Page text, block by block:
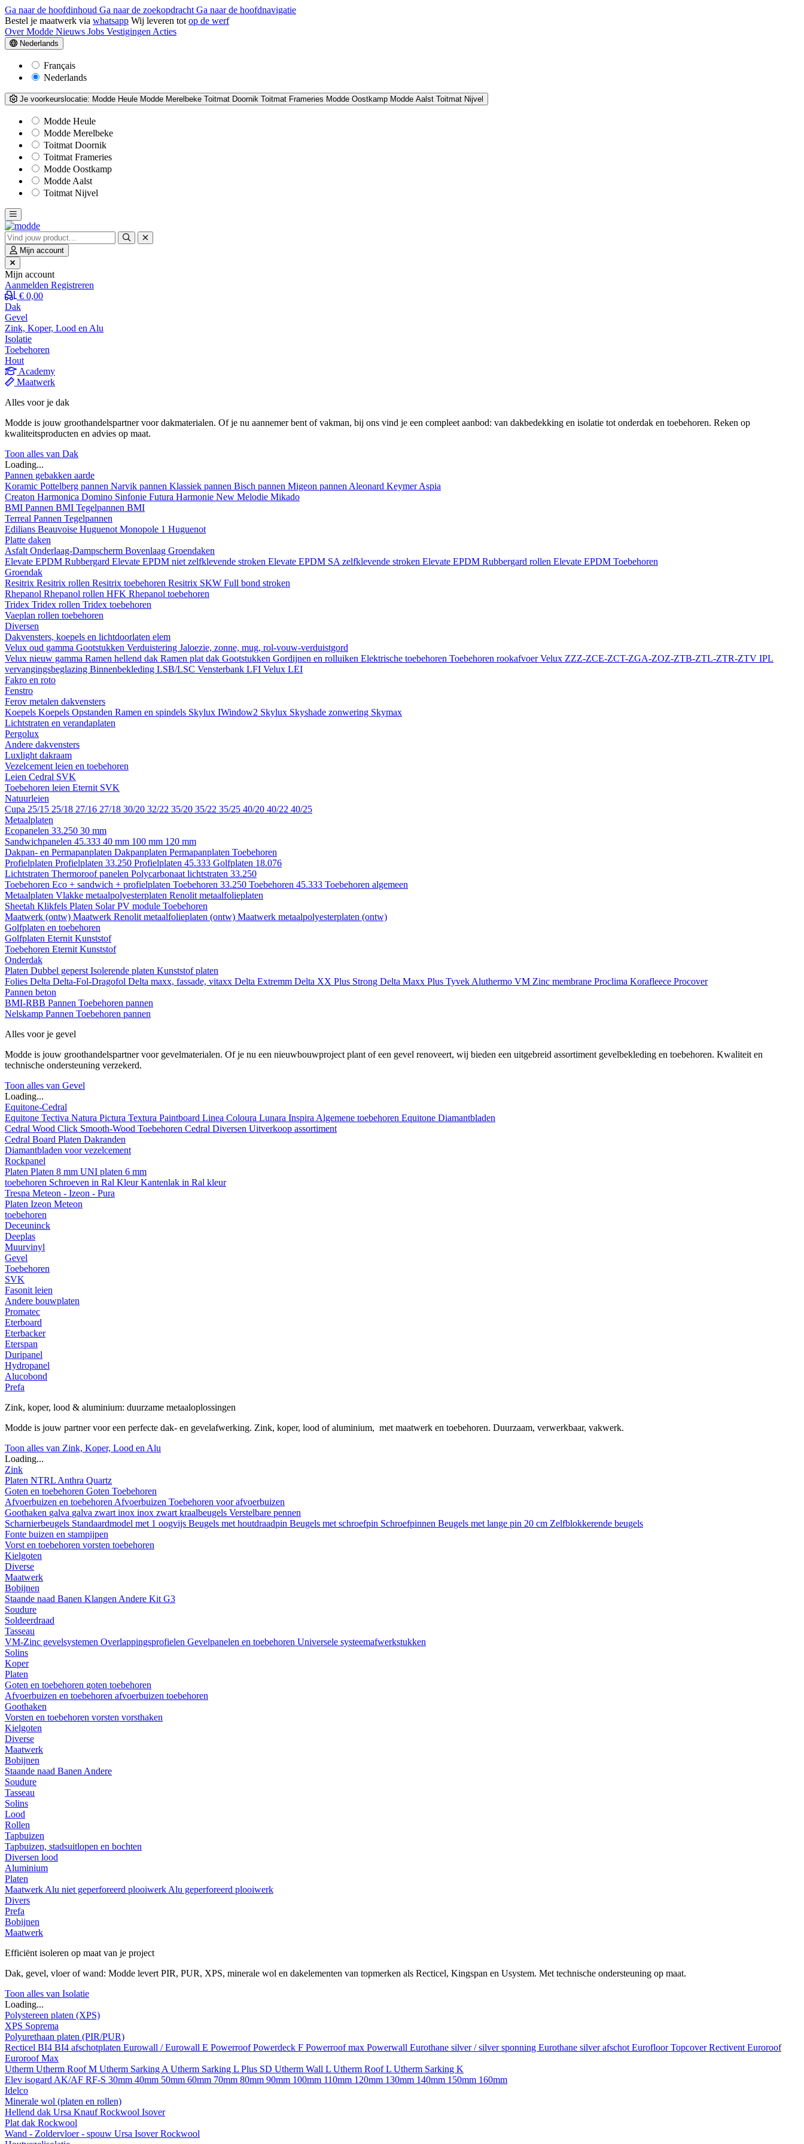
Ga naar de hoofdinhoud Ga naar de zoekopdracht Ga naar de hoofdnavigatie
Bestel je maatwerk via whatsapp Wij leveren tot op de werf
Over Modde Nieuws Jobs Vestigingen Acties
Nederlands
Français
Nederlands
Je voorkeurslocatie: Modde Heule Modde Merelbeke Toitmat Doornik Toitmat Frameries Modde Oostkamp Modde Aalst Toitmat Nijvel
Modde Heule
Modde Merelbeke
Toitmat Doornik
Toitmat Frameries
Modde Oostkamp
Modde Aalst
Toitmat Nijvel
Mijn account
Mijn account
Aanmelden Registreren
€ 0,00
Dak
Gevel
Zink, Koper, Lood en Alu
Isolatie
Toebehoren
Hout
Academy
Maatwerk
Alles voor je dak
Modde is jouw groothandelspartner voor dakmaterialen. Of je nu aannemer bent of vakman, bij ons vind je een compleet aanbod: van dakbedekking en isolatie tot onderdak en toebehoren. Reken op
kwaliteitsproducten en advies op maat.
Toon alles van Dak
Loading...
Pannen gebakken aarde
Koramic Pottelberg pannen Narvik pannen Klassiek pannen Bisch pannen Migeon pannen Aleonard KeymerAspia
Creaton Harmonica Domino Sinfonie Futura Harmonie New Melodie Mikado
BMI Pannen BMI Tegelpannen BMI
Terreal Pannen Tegelpannen
Edilians Beauvoise Huguenot Monopole 1 Huguenot
Platte daken
Asfalt Onderlaag-Dampscherm Bovenlaag Groendaken
Elevate EPDM Rubbergard Elevate EPDM niet zelfklevende stroken Elevate EPDM SA zelfklevende stroken Elevate EPDM Rubbergard rollen Elevate EPDM Toebehoren
Groendak
Resitrix Resitrix rollen Resitrix toebehoren Resitrix SKW Full bond stroken
Rhepanol Rhepanol rollen HFK Rhepanol toebehoren
Tridex Tridex rollen Tridex toebehoren
Vaeplan rollen toebehoren
Diversen
Dakvensters, koepels en lichtdoorlaten elem
Velux oud gamma Gootstukken Verduistering Jaloezie, zonne, mug, rol-vouw-verduistgord
Velux nieuw gamma Ramen hellend dak Ramen plat dak Gootstukken Gordijnen en rolluiken Elektrische toebehoren Toebehoren rookafvoerVelux ZZZ-ZCE-ZCT-ZGA-ZOZ-ZTB-ZTL-ZTR-ZTV IPL
vervangingsbeglazing Binnenbekleding LSB/LSC Vensterbank LFI Velux LEI
Fakro en roto
Fenstro
Ferov metalen dakvensters
Koepels Koepels Opstanden Ramen en spindels Skylux IWindow2 Skylux Skyshade zonwering Skymax
Lichtstraten en verandaplaten
Pergolux
Andere dakvensters
Luxlight dakraam
Vezelcement leien en toebehoren
Leien Cedral SVK
Toebehoren leien Eternit SVK
Natuurleien
Cupa 25/15 25/18 27/16 27/18 30/20 32/22 35/20 35/22 35/25 40/20 40/22 40/25
Metaalplaten
Ecopanelen 33.250 30 mm
Sandwichpanelen 45.333 40 mm 100 mm 120 mm
Dakpan- en Permapanplaten Dakpanplaten Permapanplaten Toebehoren
Profielplaten Profielplaten 33.250 Profielplaten 45.333 Golfplaten 18.076
Lichtstraten Thermoroof panelen Polycarbonaat lichtstraten 33.250
Toebehoren Eco + sandwich + profielplaten Toebehoren 33.250 Toebehoren 45.333 Toebehoren algemeen
Metaalplaten Vlakke metaalpolyesterplaten Renolit metaalfolieplaten
Sheetah Klikfels Platen Solar PV module Toebehoren
Maatwerk (ontw) Maatwerk Renolit metaalfolieplaten (ontw) Maatwerk metaalpolyesterplaten (ontw)
Golfplaten en toebehoren
Golfplaten Eternit Kunststof
Toebehoren Eternit Kunststof
Onderdak
Platen Dubbel geperst Isolerende platen Kunststof platen
Folies Delta Delta-Fol-Dragofol Delta maxx, fassade, vitaxx Delta Extremm Delta XX Plus Strong Delta Maxx Plus Tyvek Aluthermo VM Zinc membrane Proclima Korafleece Procover
Pannen beton
BMI-RBB Pannen Toebehoren pannen
Nelskamp Pannen Toebehoren pannen
Alles voor je gevel
Modde is jouw groothandelspartner voor gevelmaterialen. Of je nu een nieuwbouwproject plant of een gevel renoveert, wij bieden een uitgebreid assortiment gevelbekleding en toebehoren. Kwaliteit en
technische ondersteuning verzekerd.
Toon alles van Gevel
Loading...
Equitone-Cedral
Equitone Tectiva Natura Pictura Textura Paintboard Linea Coloura Lunara Inspira Algemene toebehoren Equitone Diamantbladen
Cedral Wood Click Smooth-Wood Toebehoren Cedral Diversen Uitverkoop assortiment
Cedral Board Platen Dakranden
Diamantbladen voor vezelcement
Rockpanel
Platen Platen 8 mm UNI platen 6 mm
toebehoren Schroeven in Ral KleurKantenlak in Ral kleur
Trespa Meteon - Izeon - Pura
Platen Izeon Meteon
toebehoren
Deceuninck
Deeplas
Muurvinyl
Gevel
Toebehoren
SVK
Fasonit leien
Andere bouwplaten
Promatec
Eterboard
Eterbacker
Eterspan
Duripanel
Hydropanel
Alucobond
Prefa
Zink, koper, lood & aluminium: duurzame metaaloplossingen
Modde is jouw partner voor een perfecte dak- en gevelafwerking. Zink, koper, lood of aluminium, met maatwerk en toebehoren. Duurzaam, verwerkbaar, vakwerk.
Toon alles van Zink, Koper, Lood en Alu
Loading...
Zink
Platen NTRL Anthra Quartz
Goten en toebehoren Goten Toebehoren
Afvoerbuizen en toebehoren Afvoerbuizen Toebehoren voor afvoerbuizen
Goothaken galva galva zwart inox inox zwart kraalbeugels Verstelbare pennen
Scharnierbeugels Standaardmodel met 1 oogvijs Beugels met houtdraadpin Beugels met schroefpin Schroefpinnen Beugels met lange pin 20 cm Zelfblokkerende beugels
Fonte buizen en stampijpen
Vorst en toebehoren vorsten toebehoren
Kielgoten
Diverse
Maatwerk
Bobijnen
Staande naad Banen Klangen Andere Kit G3
Soudure
Soldeerdraad
Tasseau
VM-Zinc gevelsystemen Overlappingsprofielen Gevelpanelen en toebehoren Universele systeemafwerkstukken
Solins
Koper
Platen
Goten en toebehoren goten toebehoren
Afvoerbuizen en toebehoren afvoerbuizen toebehoren
Goothaken
Vorsten en toebehoren vorsten vorsthaken
Kielgoten
Diverse
Maatwerk
Bobijnen
Staande naad Banen Andere
Soudure
Tasseau
Solins
Lood
Rollen
Tapbuizen
Tapbuizen, stadsuitlopen en bochten
Diversen lood
Aluminium
Platen
Maatwerk Alu niet geperforeerd plooiwerk Alu geperforeerd plooiwerk
Divers
Prefa
Bobijnen
Maatwerk
Efficiënt isoleren op maat van je project
Dak, gevel, vloer of wand: Modde levert PIR, PUR, XPS, minerale wol en dakelementen van topmerken als Recticel, Kingspan en Usystem. Met technische ondersteuning op maat.
Toon alles van Isolatie
Loading...
Polystereen platen (XPS)
XPS Soprema
Polyurethaan platen (PIR/PUR)
Recticel BI4 BI4 afschotplaten Eurowall / Eurowall E PowerroofPowerdeck F Powerroof max Powerwall Eurothane silver / silver sponning Eurothane silver afschot EurofloorTopcoverRectivent Euroroof
Euroroof Max
Utherm Utherm Roof M Utherm Sarking A Utherm Sarking L Plus SD Utherm Wall L Utherm Roof L Utherm Sarking K
Elev isogard AK/AF RF-S 30mm 40mm 50mm 60mm 70mm 80mm 90mm 100mm 110mm 120mm 130mm 140mm 150mm 160mm
Idelco
Minerale wol (platen en rollen)
Hellend dak Ursa KnaufRockwool Isover
Plat dak Rockwool
Wand - Zoldervloer - spouw Ursa IsoverRockwool